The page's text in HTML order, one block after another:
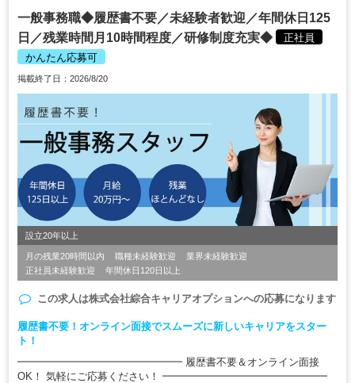
一般事務職◆履歴書不要／未経験者歓迎／年間休日125
日／残業時間月10時間程度／研修制度充実◆
正社員
かんたん応募可
掲載終了日：2026/8/20
設立20年以上
月の残業20時間以内 職種未経験歓迎
業界未経験歓迎
正社員未経験歓迎
年間休日120日以上
この求人は株式会社綜合キャリアオプションへの応募になります
履歴書不要！オンライン面接でスムーズに新しいキャリアをスター
ト！
━━━━━━━━━━━━━━━━ 履歴書不要＆オンライン面接
OK！ 気軽にご応募ください！ ━━━━━━━━━━━━━━━━